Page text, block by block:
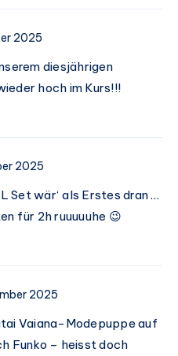
2025
diesjährigen
hoch im Kurs!!!
2025
Set wär‘ als Erstes dran …
für 2h ruuuuuhe 😉
2025
Vaiana-Modepuppe auf
Funko – heisst doch